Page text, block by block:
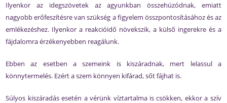
Ilyenkor az idegszövetek az agyunkban összehúzódnak, emiatt
nagyobb erőfeszítésre van szükség a figyelem összpontosításához és az
emlékezéshez. Ilyenkor a reakcióidő növekszik, a külső ingerekre és a
fájdalomra érzékenyebben reagálunk.
Ebben az esetben a szemeink is kiszáradnak, mert lelassul a
könnytermelés. Ezért a szem könnyen kifárad, sőt fájhat is.
Súlyos kiszáradás esetén a vérünk víztartalma is csökken, ekkor a szív